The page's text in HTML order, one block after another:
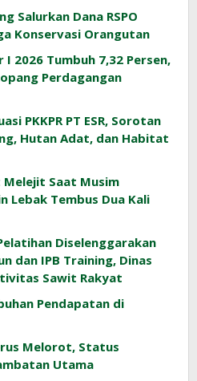
Salurkan Dana RSPO
Konservasi Orangutan
2026 Tumbuh 7,32 Persen,
Perdagangan
PKKPR PT ESR, Sorotan
Hutan Adat, dan Habitat
Saat Musim
Lebak Tembus Dua Kali
Diselenggarakan
dan IPB Training, Dinas
Sawit Rakyat
Pendapatan di
Melorot, Status
Utama